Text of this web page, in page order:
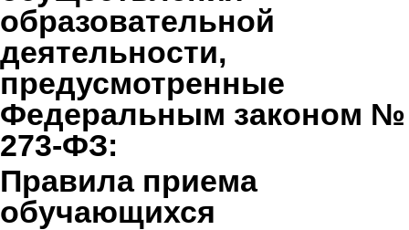
образовательной
деятельности,
предусмотренные
Федеральным законом №
273-ФЗ:
Правила приема
обучающихся